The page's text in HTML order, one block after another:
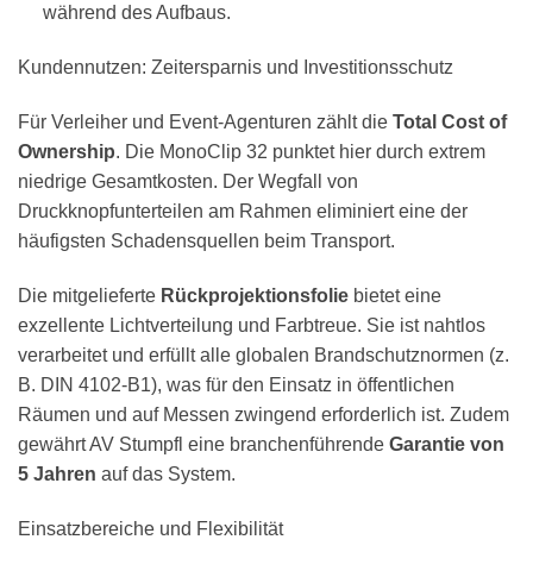
während des Aufbaus.
Kundennutzen: Zeitersparnis und Investitionsschutz
Für Verleiher und Event-Agenturen zählt die Total Cost of
Ownership. Die MonoClip 32 punktet hier durch extrem
niedrige Gesamtkosten. Der Wegfall von
Druckknopfunterteilen am Rahmen eliminiert eine der
häufigsten Schadensquellen beim Transport.
Die mitgelieferte Rückprojektionsfolie bietet eine
exzellente Lichtverteilung und Farbtreue. Sie ist nahtlos
verarbeitet und erfüllt alle globalen Brandschutznormen (z.
B. DIN 4102-B1), was für den Einsatz in öffentlichen
Räumen und auf Messen zwingend erforderlich ist. Zudem
gewährt AV Stumpfl eine branchenführende Garantie von
5 Jahren auf das System.
Einsatzbereiche und Flexibilität